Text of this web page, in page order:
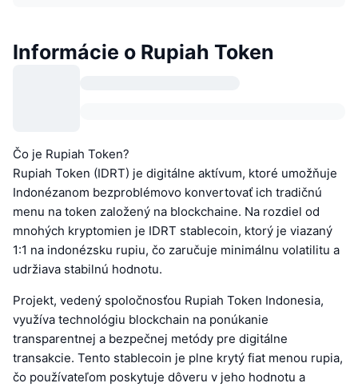
Informácie o Rupiah Token
Čo je Rupiah Token?
Rupiah Token (IDRT) je digitálne aktívum, ktoré umožňuje
Indonézanom bezproblémovo konvertovať ich tradičnú
menu na token založený na blockchaine. Na rozdiel od
mnohých kryptomien je IDRT stablecoin, ktorý je viazaný
1:1 na indonézsku rupiu, čo zaručuje minimálnu volatilitu a
udržiava stabilnú hodnotu.
Projekt, vedený spoločnosťou Rupiah Token Indonesia,
využíva technológiu blockchain na ponúkanie
transparentnej a bezpečnej metódy pre digitálne
transakcie. Tento stablecoin je plne krytý fiat menou rupia,
čo používateľom poskytuje dôveru v jeho hodnotu a